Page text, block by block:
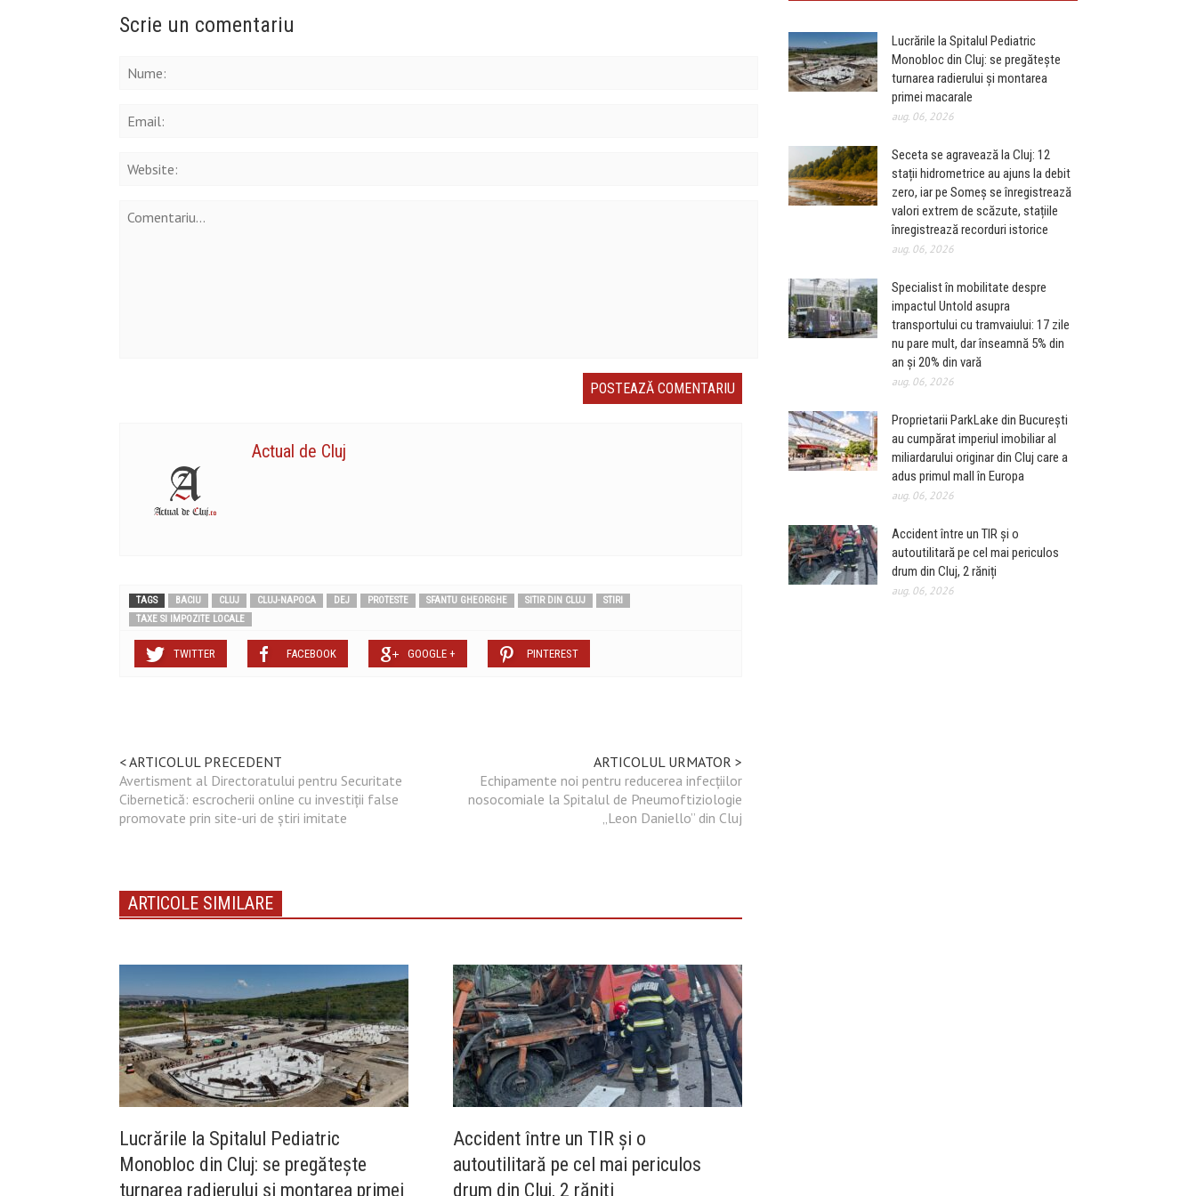
Scrie un comentariu
Actual de Cluj
TAGS BACIU CLUJ CLUJ-NAPOCA DEJ PROTESTE SFANTU GHEORGHE SITIR DIN CLUJ
STIRI
TAXE SI IMPOZITE LOCALE
TWITTER FACEBOOK GOOGLE + PINTEREST
< ARTICOLUL PRECEDENT
Avertisment al Directoratului pentru Securitate
Cibernetică: escrocherii online cu investiții false
promovate prin site-uri de știri imitate
ARTICOLUL URMATOR >
Echipamente noi pentru reducerea infecțiilor
nosocomiale la Spitalul de Pneumoftiziologie
„Leon Daniello” din Cluj
ARTICOLE SIMILARE
Lucrările la Spitalul Pediatric
Monobloc din Cluj: se pregătește
turnarea radierului și montarea primei
Accident între un TIR și o
autoutilitară pe cel mai periculos
drum din Cluj, 2 răniți
Lucrările la Spitalul Pediatric
Monobloc din Cluj: se pregătește
turnarea radierului și montarea
primei macarale
aug. 06, 2026
Seceta se agravează la Cluj: 12
stații hidrometrice au ajuns la debit
zero, iar pe Someș se înregistrează
valori extrem de scăzute, stațiile
înregistrează recorduri istorice
aug. 06, 2026
Specialist în mobilitate despre
impactul Untold asupra
transportului cu tramvaiului: 17 zile
nu pare mult, dar înseamnă 5% din
an și 20% din vară
aug. 06, 2026
Proprietarii ParkLake din București
au cumpărat imperiul imobiliar al
miliardarului originar din Cluj care a
adus primul mall în Europa
aug. 06, 2026
Accident între un TIR și o
autoutilitară pe cel mai periculos
drum din Cluj, 2 răniți
aug. 06, 2026